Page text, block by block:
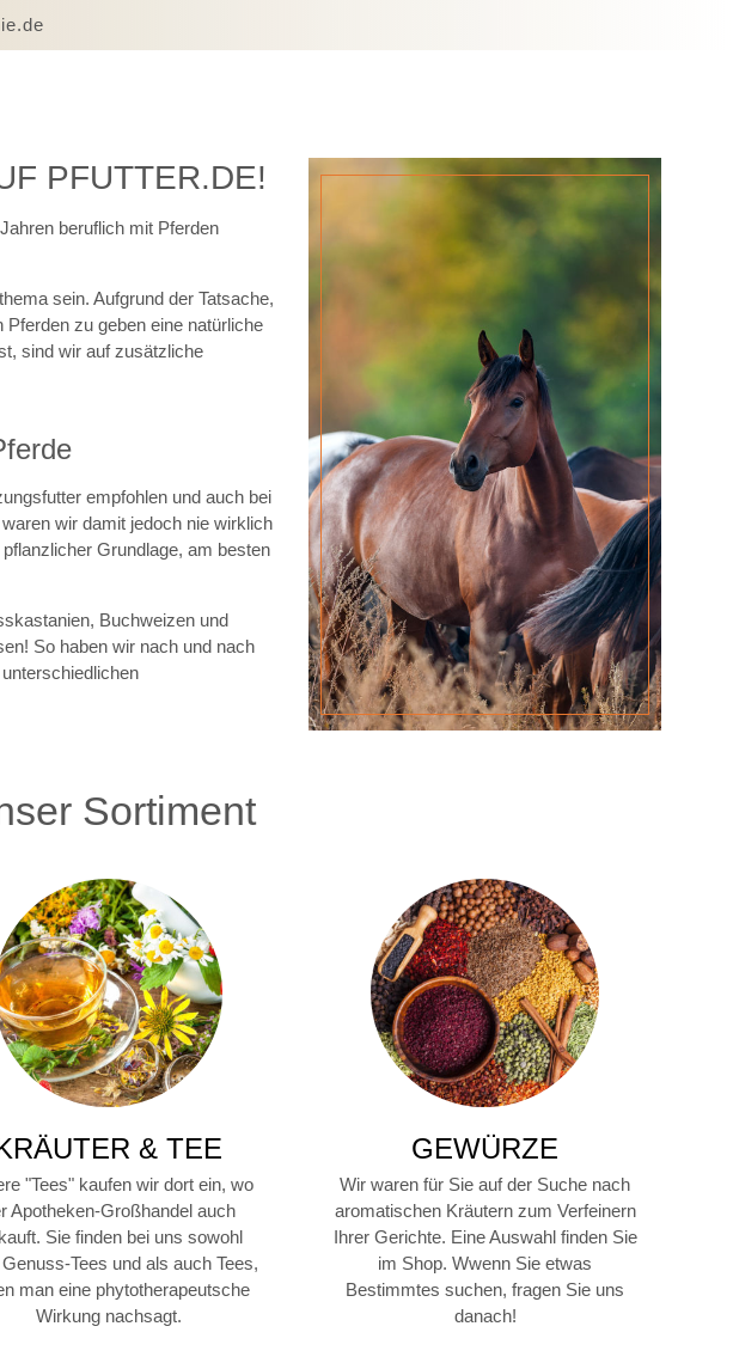
PFUTTER.DE!
beruflich mit Pferden
sein. Aufgrund der Tatsache,
zu geben eine natürliche
sind wir auf zusätzliche
empfohlen und auch bei
wir damit jedoch nie wirklich
Grundlage, am besten
Buchweizen und
So haben wir nach und nach
Sortiment
& TEE
"Tees" kaufen wir dort ein, wo
Apotheken-Großhandel auch
Sie finden bei uns sowohl
Tees und als auch Tees,
man eine phytotherapeutsche
Wirkung nachsagt.
GEWÜRZE
Wir waren für Sie auf der Suche nach
aromatischen Kräutern zum Verfeinern
Ihrer Gerichte. Eine Auswahl finden Sie
im Shop. Wwenn Sie etwas
Bestimmtes suchen, fragen Sie uns
danach!